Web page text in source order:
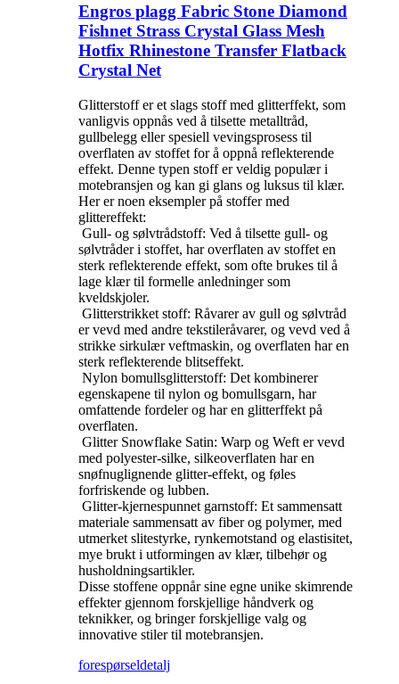
Engros plagg Fabric Stone Diamond
Fishnet Strass Crystal Glass Mesh
Hotfix Rhinestone Transfer Flatback
Crystal Net
Glitterstoff er et slags stoff med glitterffekt, som
vanligvis oppnås ved å tilsette metalltråd,
gullbelegg eller spesiell vevingsprosess til
overflaten av stoffet for å oppnå reflekterende
effekt. Denne typen stoff er veldig populær i
motebransjen og kan gi glans og luksus til klær.
Her er noen eksempler på stoffer med
glittereffekt:
‌ Gull- og sølvtrådstoff: Ved å tilsette gull- og
sølvtråder i stoffet, har overflaten av stoffet en
sterk reflekterende effekt, som ofte brukes til å
lage klær til formelle anledninger som
kveldskjoler.
‌ Glitterstrikket stoff: Råvarer av gull og sølvtråd
er vevd med andre tekstileråvarer, og vevd ved å
strikke sirkulær veftmaskin, og overflaten har en
sterk reflekterende blitseffekt.
‌ Nylon bomullsglitterstoff: Det kombinerer
egenskapene til nylon og bomullsgarn, har
omfattende fordeler og har en glitterffekt på
overflaten.
‌ Glitter Snowflake Satin: Warp og Weft er vevd
med polyester-silke, silkeoverflaten har en
snøfnuglignende glitter-effekt, og føles
forfriskende og lubben.
‌ Glitter-kjernespunnet garnstoff: Et sammensatt
materiale sammensatt av fiber og polymer, med
utmerket slitestyrke, rynkemotstand og elastisitet,
mye brukt i utformingen av klær, tilbehør og
husholdningsartikler.
Disse stoffene oppnår sine egne unike skimrende
effekter gjennom forskjellige håndverk og
teknikker, og bringer forskjellige valg og
innovative stiler til motebransjen.
forespørseldetalj